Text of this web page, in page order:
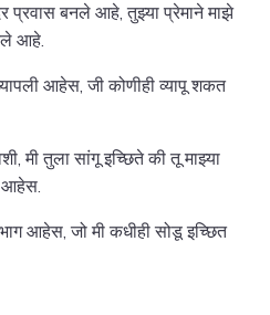
प्रवास बनले आहे, तुझ्या प्रेमाने माझे
आहे.
आहेस, जी कोणीही व्यापू शकत
मी तुला सांगू इच्छिते की तू माझ्या
आहेस.
आहेस, जो मी कधीही सोडू इच्छित